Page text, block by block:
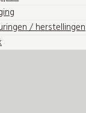
/ herstellingen